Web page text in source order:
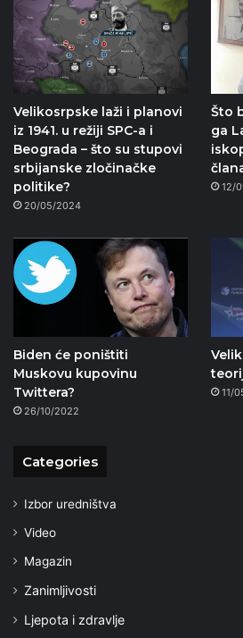
Velikosrpske laži i planovi
iz 1941. u režiji SPC-a i
Beograda – što su stupovi
srbijanske zločinačke
politike?
20/05/2024
Što
ga
12/
Biden će poništiti
Muskovu kupovinu
Twittera?
26/10/2022
11/
Categories
Izbor uredništva
Video
Magazin
Zanimljivosti
Ljepota i zdravlje